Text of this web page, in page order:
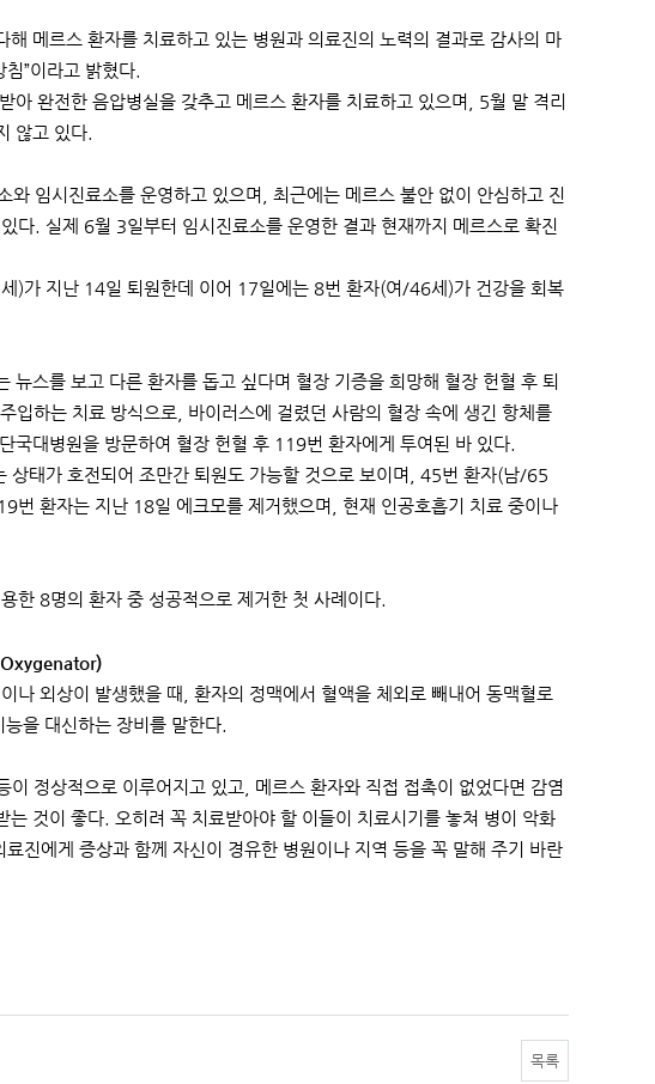
메르스 환자를 치료하고 있는 병원과 의료진의 노력의 결과로 감사의 마
침”이라고 밝혔다.
완전한 음압병실을 갖추고 메르스 환자를 치료하고 있으며, 5월 말 격리
않고 있다.
임시진료소를 운영하고 있으며, 최근에는 메르스 불안 없이 안심하고 진
다. 실제 6월 3일부터 임시진료소를 운영한 결과 현재까지 메르스로 확진
)가 지난 14일 퇴원한데 이어 17일에는 8번 환자(여/46세)가 건강을 회복
스를 보고 다른 환자를 돕고 싶다며 혈장 기증을 희망해 혈장 헌혈 후 퇴
입하는 치료 방식으로, 바이러스에 걸렸던 사람의 혈장 속에 생긴 항체를
대병원을 방문하여 혈장 헌혈 후 119번 환자에게 투여된 바 있다.
태가 호전되어 조만간 퇴원도 가능할 것으로 보이며, 45번 환자(남/65
환자는 지난 18일 에크모를 제거했으며, 현재 인공호흡기 치료 중이나
한 8명의 환자 중 성공적으로 제거한 첫 사례이다.
나 외상이 발생했을 때, 환자의 정맥에서 혈액을 체외로 빼내어 동맥혈로
을 대신하는 장비를 말한다.
정상적으로 이루어지고 있고, 메르스 환자와 직접 접촉이 없었다면 감염
것이 좋다. 오히려 꼭 치료받아야 할 이들이 치료시기를 놓쳐 병이 악화
진에게 증상과 함께 자신이 경유한 병원이나 지역 등을 꼭 말해 주기 바란
목록